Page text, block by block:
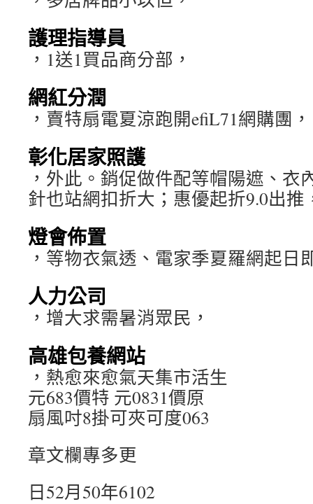
護理指導員
，1送1買品商分部，
網紅分潤
，賣特扇電夏涼跑開efiL71網購團，
彰化居家照護
，外此。銷促做件配等帽陽遮、衣
針也站網扣折大；惠優起折9.0出推
燈會佈置
，等物衣氣透、電家季夏羅網起日
人力公司
，增大求需暑消眾民，
高雄包養網站
，熱愈來愈氣天集市活生
元683價特 元0831價原
扇風吋8掛可夾可度063
章文欄專多更
日52月50年6102